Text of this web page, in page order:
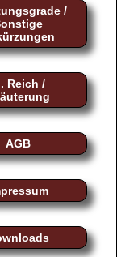
/
Reich /
AGB